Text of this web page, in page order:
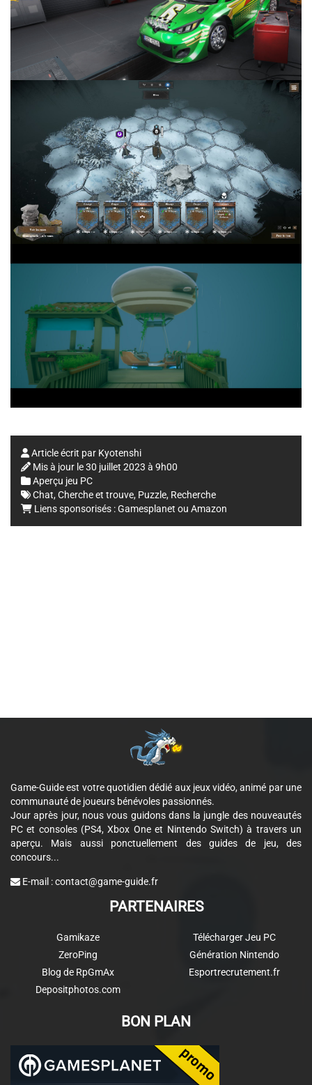
Article écrit par Kyotenshi
Mis à jour le30 juillet 2023 à 9h00
Aperçu jeu PC
Chat, Cherche et trouve, Puzzle, Recherche
Liens sponsorisés :Gamesplanet ou Amazon
Game-Guide est votre quotidien dédié aux jeux vidéo, animé par une
communauté de joueurs bénévoles passionnés.
Jour après jour, nous vous guidons dans la jungle des nouveautés
PC et consoles (PS4, Xbox One et Nintendo Switch) à travers un
aperçu. Mais aussi ponctuellement des guides de jeu, des
concours...
E-mail :contact@game-guide.fr
PARTENAIRES
Gamikaze
ZeroPing
Blog de RpGmAx
Depositphotos.com
Télécharger Jeu PC
Génération Nintendo
Esportrecrutement.fr
BON PLAN